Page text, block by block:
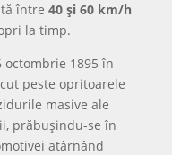
între 40 și 60 km/h
la timp.
1895 în
peste opritoarele
masive ale
prăbușindu-se în
atârnând